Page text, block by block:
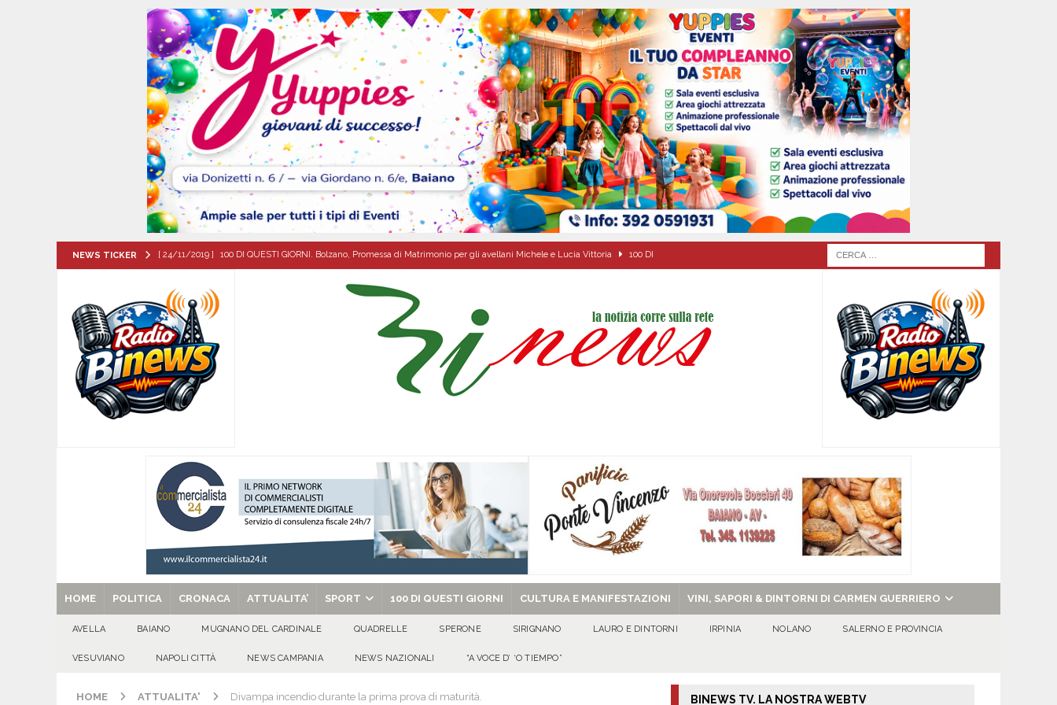
NEWS TICKER [ 24/11/2019 ] 100 DI QUESTI GIORNI. Bolzano, Promessa di Matrimonio per gli avellani Michele e Lucia Vittoria 100 DI
[ 06/08/2026 ] ‘O PRUVERBIO D’ ‘O JUORNO. Giovedì 6 agosto 2026 ALMANACCO
[ 06/08/2026 ] ALMANACCO DEL GIORNO. Giovedí, 6 Agosto 2026 ALMANACCO
[ 06/08/2026 ] SANT’Oggi. Giovedì 6 agosto si celebra la Trasfigurazione del Signore e sant’Ormisda EVIDENZA
[ 05/08/2026 ] Taurano, il Centro Estivo Comunale si chiude con una serata di emozioni e il primo campeggio nel Convento di
San Giovanni del Palco
[ 29/08/2025 ] SANT’Oggi. Venerdì 29 agosto la chiesa celebra il Martirio di san Giovanni Battista e santa Sabina
HOME POLITICA CRONACA ATTUALITA’ SPORT 100 DI QUESTI GIORNI CULTURA E MANIFESTAZIONI VINI, SAPORI & DINTORNI DI CARMEN GUERRIERO
AVELLA BAIANO MUGNANO DEL CARDINALE QUADRELLE SPERONE SIRIGNANO LAURO E DINTORNI IRPINIA NOLANO SALERNO E PROVINCIA
VESUVIANO NAPOLI CITTÀ NEWS CAMPANIA NEWS NAZIONALI “A VOCE D’ ‘O TIEMPO”
HOME ATTUALITA' Divampa incendio durante la prima prova di maturità. BINEWS TV. LA NOSTRA WEBTV